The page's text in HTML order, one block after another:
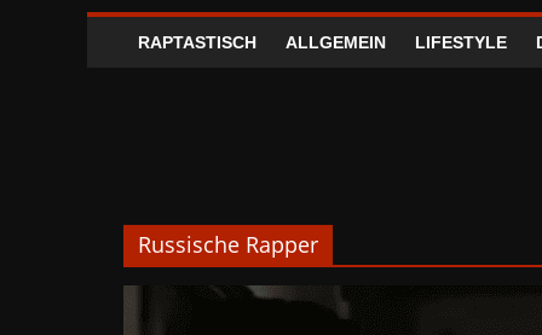
RAPTASTISCH ALLGEMEIN LIFESTYLE
Russische Rapper